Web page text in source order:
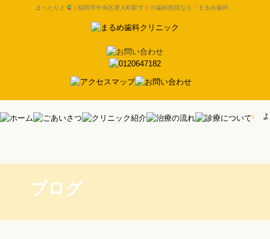
まったりと | 福岡市中央区唐人町駅すぐの歯科医院なら「まるめ歯科」
ブログ